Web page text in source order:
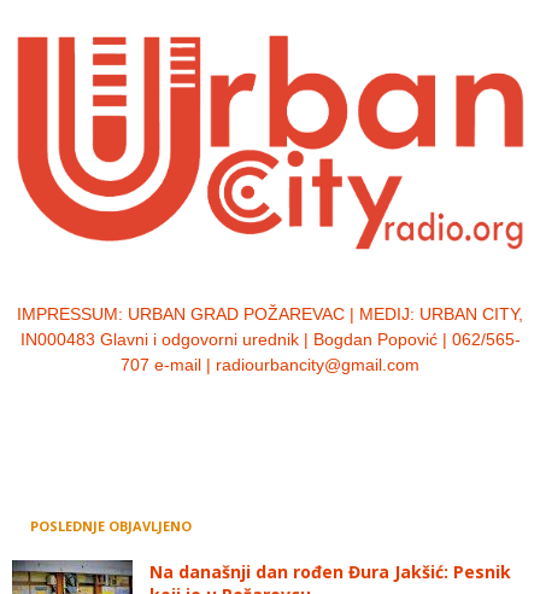
IMPRESSUM: URBAN GRAD POŽAREVAC | MEDIJ: URBAN CITY,
IN000483 Glavni i odgovorni urednik | Bogdan Popović | 062/565-
707 e-mail | radiourbancity@gmail.com
POSLEDNJE OBJAVLJENO
Na današnji dan rođen Đura Jakšić: Pesnik